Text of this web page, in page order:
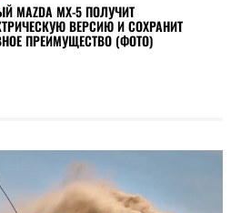
MAZDA MX-5 ПОЛУЧИТ
ВЕРСИЮ И СОХРАНИТ
ПРЕИМУЩЕСТВО (ФОТО)